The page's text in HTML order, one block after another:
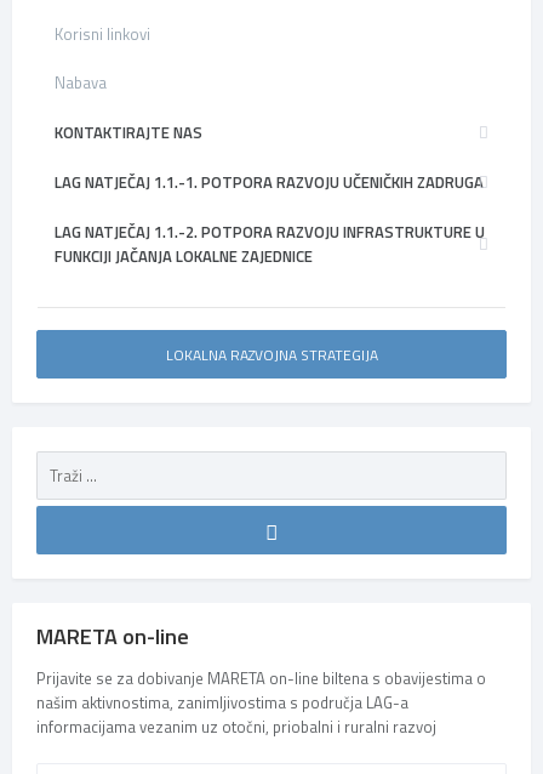
Korisni linkovi
Nabava
KONTAKTIRAJTE NAS
LAG NATJEČAJ 1.1.-1. POTPORA RAZVOJU UČENIČKIH ZADRUGA
LAG NATJEČAJ 1.1.-2. POTPORA RAZVOJU INFRASTRUKTURE U
FUNKCIJI JAČANJA LOKALNE ZAJEDNICE
LOKALNA RAZVOJNA STRATEGIJA
MARETA on-line
Prijavite se za dobivanje MARETA on-line biltena s obavijestima o
našim aktivnostima, zanimljivostima s područja LAG-a
informacijama vezanim uz otočni, priobalni i ruralni razvoj